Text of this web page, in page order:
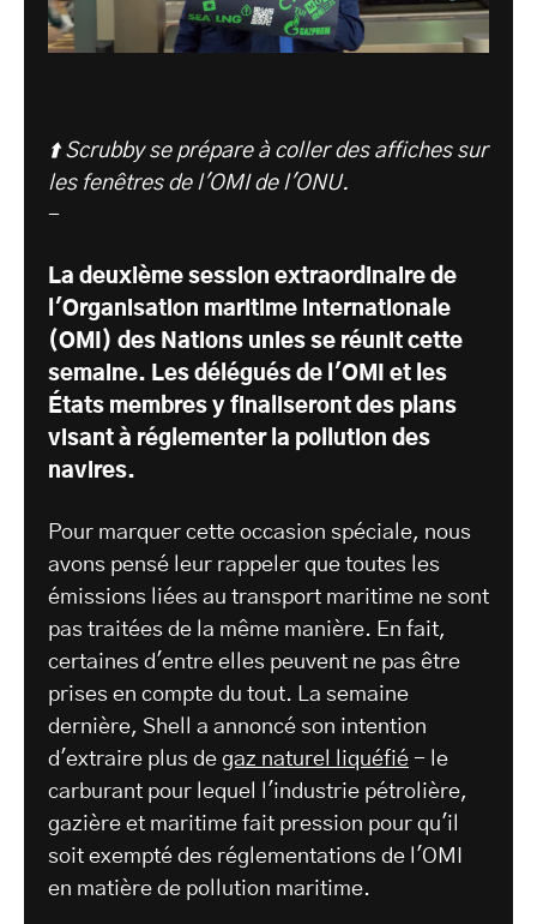
⬆️ Scrubby se prépare à coller des affiches sur
les fenêtres de l'OMI de l'ONU.
-
La deuxième session extraordinaire de
l'Organisation maritime internationale
(OMI) des Nations unies se réunit cette
semaine. Les délégués de l'OMI et les
États membres y finaliseront des plans
visant à réglementer la pollution des
navires.
Pour marquer cette occasion spéciale, nous
avons pensé leur rappeler que toutes les
émissions liées au transport maritime ne sont
pas traitées de la même manière. En fait,
certaines d'entre elles peuvent ne pas être
prises en compte du tout. La semaine
dernière, Shell a annoncé son intention
d'extraire plus de gaz naturel liquéfié - le
carburant pour lequel l'industrie pétrolière,
gazière et maritime fait pression pour qu'il
soit exempté des réglementations de l'OMI
en matière de pollution maritime.